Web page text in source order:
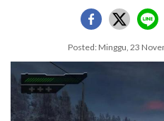
Posted: Minggu, 23